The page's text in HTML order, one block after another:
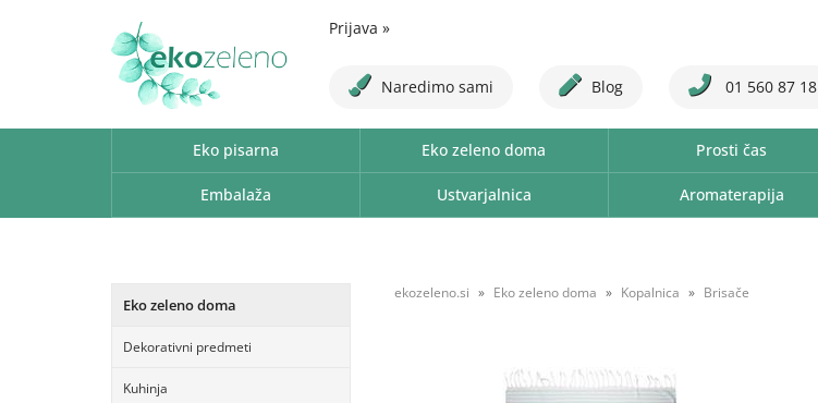
Prijava »
Naredimo sami Blog 01 560 87 18
Eko pisarna Eko zeleno doma Prosti čas
Embalaža Ustvarjalnica Aromaterapija
Eko zeleno doma
Dekorativni predmeti
Kuhinja
ekozeleno.si Eko zeleno doma Kopalnica Brisače